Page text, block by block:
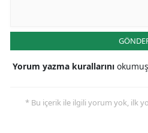
Yorum yazma kurallarını
* Bu içerik ile ilgili yorum yok, ilk